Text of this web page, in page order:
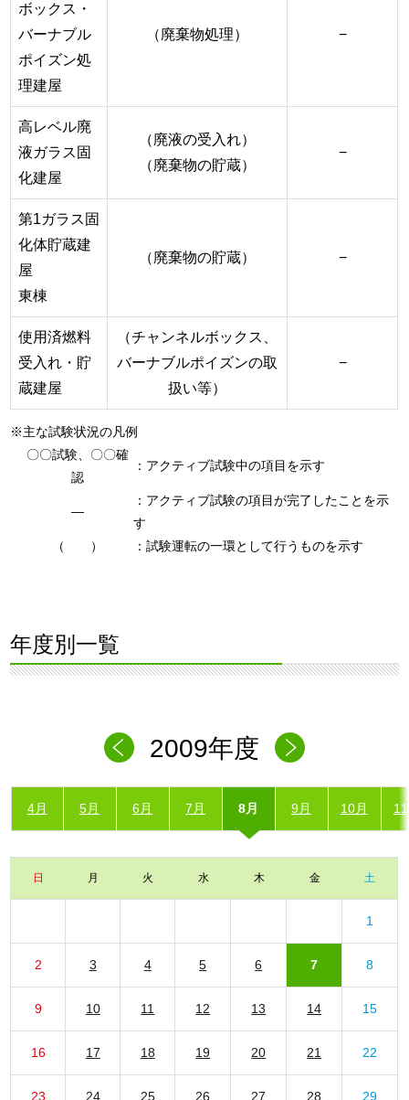
ボックス・
バーナブル
ポイズン処
理建屋
（廃棄物処理） −
高レベル廃
液ガラス固
化建屋
（廃液の受入れ）
（廃棄物の貯蔵）
−
第1ガラス固
化体貯蔵建
屋
東棟
（廃棄物の貯蔵） −
使用済燃料
受入れ・貯
蔵建屋
（チャンネルボックス、
バーナブルポイズンの取
扱い等）
−
※主な試験状況の凡例
〇〇試験、〇〇確
認
：アクティブ試験中の項目を示す
―
：アクティブ試験の項目が完了したことを示
す
（ ）
：試験運転の一環として行うものを示す
年度別一覧
2009年度
4月 5月 6月 7月 8月 9月 10月
日 月 火 水 木 金 土
1
2 3 4 5 6 7 8
9 10 11 12 13 14 15
16 17 18 19 20 21 22
23 24 25 26 27 28 29